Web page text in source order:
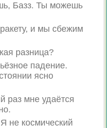
Базз. Ты можешь
и мы сбежим
разница?
падение.
ясно
раз мне удаётся
не космический